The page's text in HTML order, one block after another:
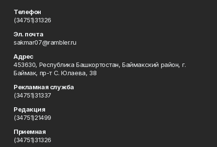
Телефон
(34751)31326
Эл. почта
sakmar07@rambler.ru
Адрес
453630, Республика Башкортостан, Баймакский район, г.
Баймак, пр-т С. Юлаева, 38
Рекламная служба
(34751)31337
Редакция
(34751)21499
Приемная
(34751)31326